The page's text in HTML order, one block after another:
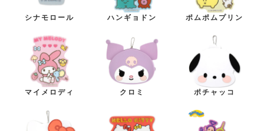
シナモロール ハンギョドン ポムポムプリン
マイメロディ クロミ ポチャッコ